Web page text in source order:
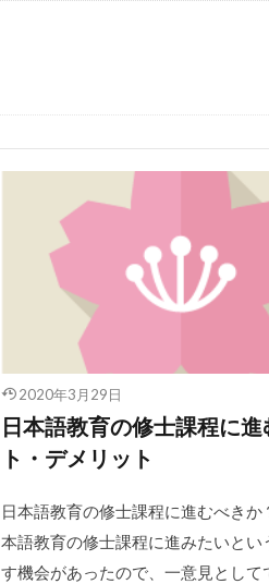
2020年3月29日
日本語教育の修士課程に進
ト・デメリット
日本語教育の修士課程に進むべきか
本語教育の修士課程に進みたいとい
す機会があったので、一意見として